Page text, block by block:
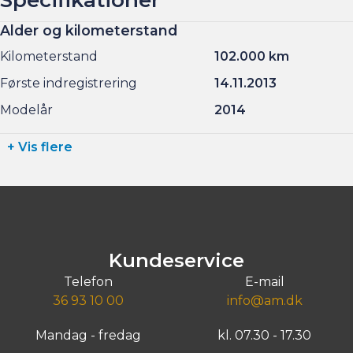
Alder og kilometerstand
Kilometerstand
102.000 km
Første indregistrering
14.11.2013
Modelår
2014
+ Vis flere
Kundeservice
Telefon
36 93 10 00
E-mail
info@am.dk
Mandag - fredag kl. 07.30 - 17.30